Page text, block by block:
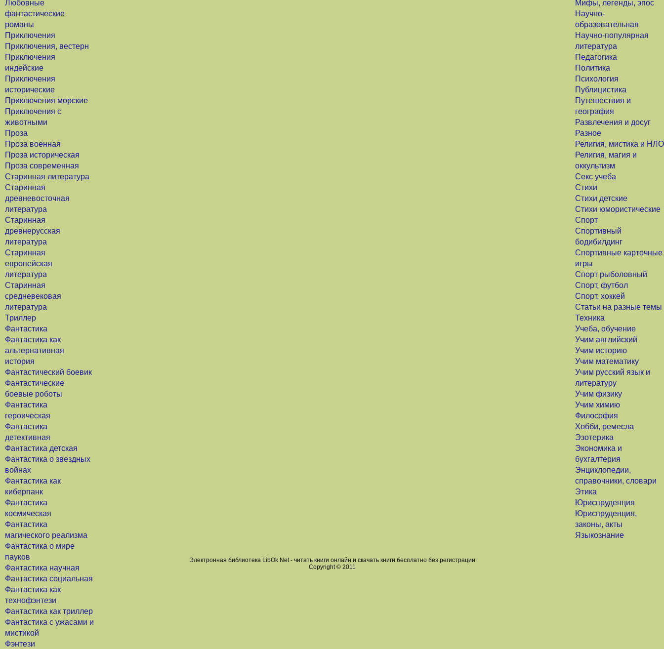
Любовные
фантастические
романы
Приключения
Приключения, вестерн
Приключения
индейские
Приключения
исторические
Приключения морские
Приключения с
животными
Проза
Проза военная
Проза историческая
Проза современная
Старинная литература
Старинная
древневосточная
литература
Старинная
древнерусская
литература
Старинная
европейская
литература
Старинная
средневековая
литература
Триллер
Фантастика
Фантастика как
альтернативная
история
Фантастический боевик
Фантастические
боевые роботы
Фантастика
героическая
Фантастика
детективная
Фантастика детская
Фантастика о звездных
войнах
Фантастика как
киберпанк
Фантастика
космическая
Фантастика
магического реализма
Фантастика о мире
пауков
Фантастика научная
Фантастика социальная
Фантастика как
технофэнтези
Фантастика как триллер
Фантастика с ужасами и
мистикой
Фэнтези
Мифы, легенды, эпос
Научно-
образовательная
Научно-популярная
литература
Педагогика
Политика
Психология
Публицистика
Путешествия и
география
Развлечения и досуг
Разное
Религия, мистика и НЛО
Религия, магия и
оккультизм
Секс учеба
Стихи
Стихи детские
Стихи юмористические
Спорт
Спортивный
бодибилдинг
Спортивные карточные
игры
Спорт рыболовный
Спорт, футбол
Спорт, хоккей
Статьи на разные темы
Техника
Учеба, обучение
Учим английский
Учим историю
Учим математику
Учим русский язык и
литературу
Учим физику
Учим химию
Философия
Хобби, ремесла
Эзотерика
Экономика и
бухгалтерия
Энциклопедии,
справочники, словари
Этика
Юриспруденция
Юриспруденция,
законы, акты
Языкознание
Электронная библиотека LibOk.Net - читать книги онлайн и скачать книги бесплатно без регистрации
Copyright © 2011